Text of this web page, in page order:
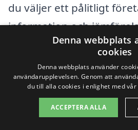
du väljer ett pålitligt
information och
få hjälp med att hitta en
leverantör för
just dina krav.
Få 3 erbjudanden,
Denna webbplats
cookies
Denna webbplats använder
användarupplevelsen. Genom att
du till alla cookies i enlighet med
ACCEPTERA ALLA